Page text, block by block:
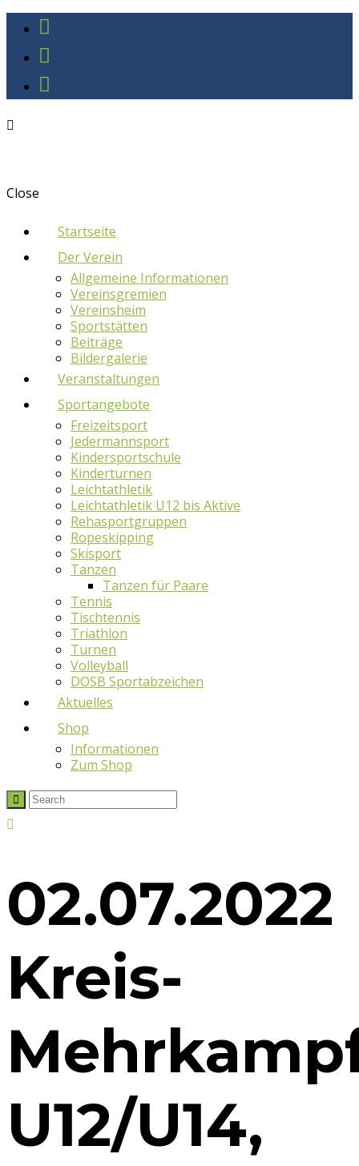
Close
Startseite
Der Verein
Allgemeine Informationen
Vereinsgremien
Vereinsheim
Sportstätten
Beiträge
Bildergalerie
Veranstaltungen
Sportangebote
Freizeitsport
Jedermannsport
Kindersportschule
Kinderturnen
Leichtathletik
Leichtathletik U12 bis Aktive
Rehasportgruppen
Ropeskipping
Skisport
Tanzen
Tanzen für Paare
Tennis
Tischtennis
Triathlon
Turnen
Volleyball
DOSB Sportabzeichen
Aktuelles
Shop
Informationen
Zum Shop
02.07.2022
Kreis-
U12/U14,